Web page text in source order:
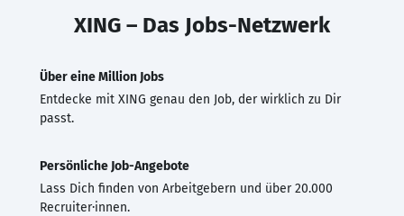
XING – Das Jobs-Netzwerk
Über eine Million Jobs
Entdecke mit XING genau den Job, der wirklich zu Dir
passt.
Persönliche Job-Angebote
Lass Dich finden von Arbeitgebern und über 20.000
Recruiter·innen.